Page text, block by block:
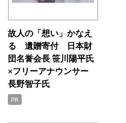
故人の「想い」かなえ
る 遺贈寄付 日本財
団名誉会長 笹川陽平氏
×フリーアナウンサー
長野智子氏
PR